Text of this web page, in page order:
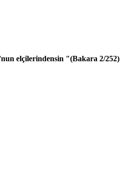
elçilerindensin "(Bakara 2/252)